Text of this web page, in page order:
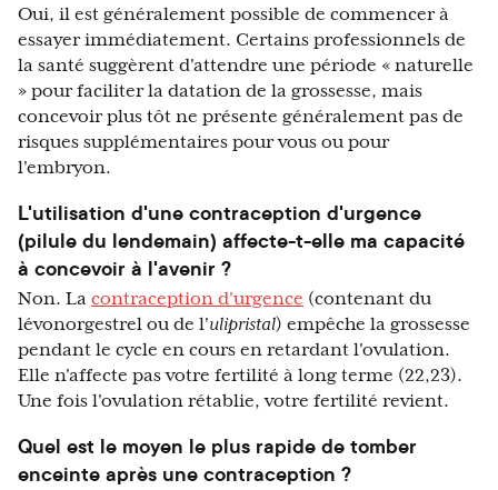
Oui, il est généralement possible de commencer à
essayer immédiatement. Certains professionnels de
la santé suggèrent d'attendre une période « naturelle
» pour faciliter la datation de la grossesse, mais
concevoir plus tôt ne présente généralement pas de
risques supplémentaires pour vous ou pour
l'embryon.
L'utilisation d'une contraception d'urgence
(pilule du lendemain) affecte-t-elle ma capacité
à concevoir à l'avenir ?
Non. La contraception d'urgence (contenant du
lévonorgestrel ou de l'ulipristal) empêche la grossesse
pendant le cycle en cours en retardant l'ovulation.
Elle n'affecte pas votre fertilité à long terme (22,23).
Une fois l'ovulation rétablie, votre fertilité revient.
Quel est le moyen le plus rapide de tomber
enceinte après une contraception ?